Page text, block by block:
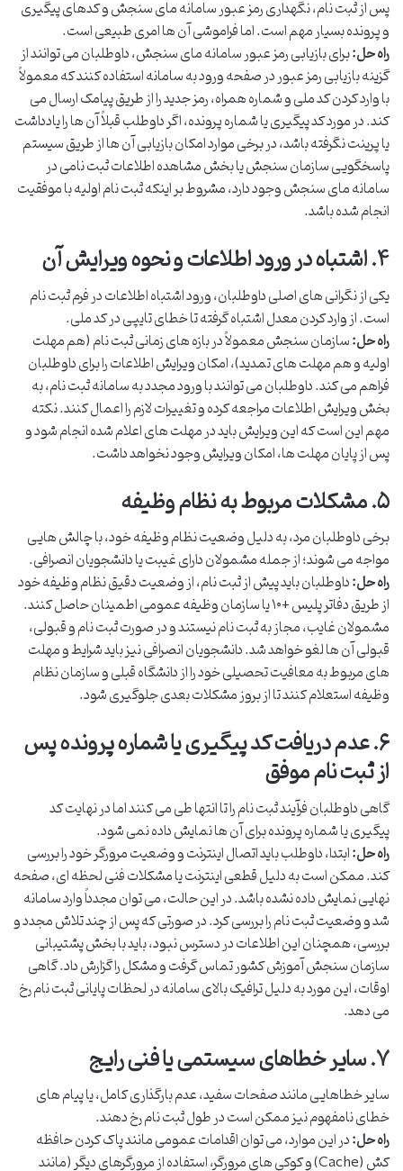
پس از ثبت نام، نگهداری رمز عبور سامانه مای سنجش و کدهای پیگیری
و پرونده بسیار مهم است. اما فراموشی آن ها امری طبیعی است.
راه حل:برای بازیابی رمز عبور سامانه مای سنجش، داوطلبان می توانند از
گزینه بازیابی رمز عبور در صفحه ورود به سامانه استفاده کنند که معمولاً
با وارد کردن کد ملی و شماره همراه، رمز جدید را از طریق پیامک ارسال می
کند. در مورد کد پیگیری یا شماره پرونده، اگر داوطلب قبلاً آن ها را یادداشت
یا پرینت نگرفته باشد، در برخی موارد امکان بازیابی آن ها از طریق سیستم
پاسخگویی سازمان سنجش یا بخش مشاهده اطلاعات ثبت نامی در
سامانه مای سنجش وجود دارد، مشروط بر اینکه ثبت نام اولیه با موفقیت
انجام شده باشد.
۴. اشتباه در ورود اطلاعات و نحوه ویرایش آن
یکی از نگرانی های اصلی داوطلبان، ورود اشتباه اطلاعات در فرم ثبت نام
است. از وارد کردن معدل اشتباه گرفته تا خطای تایپی در کد ملی.
راه حل:سازمان سنجش معمولاً در بازه های زمانی ثبت نام (هم مهلت
اولیه و هم مهلت های تمدید)، امکان ویرایش اطلاعات را برای داوطلبان
فراهم می کند. داوطلبان می توانند با ورود مجدد به سامانه ثبت نام، به
بخش ویرایش اطلاعات مراجعه کرده و تغییرات لازم را اعمال کنند. نکته
مهم این است که این ویرایش باید در مهلت های اعلام شده انجام شود و
پس از پایان مهلت ها، امکان ویرایش وجود نخواهد داشت.
۵. مشکلات مربوط به نظام وظیفه
برخی داوطلبان مرد، به دلیل وضعیت نظام وظیفه خود، با چالش هایی
مواجه می شوند؛ از جمله مشمولان دارای غیبت یا دانشجویان انصرافی.
راه حل:داوطلبان باید پیش از ثبت نام، از وضعیت دقیق نظام وظیفه خود
از طریق دفاتر پلیس +۱۰ یا سازمان وظیفه عمومی اطمینان حاصل کنند.
مشمولان غایب، مجاز به ثبت نام نیستند و در صورت ثبت نام و قبولی،
قبولی آن ها لغو خواهد شد. دانشجویان انصرافی نیز باید شرایط و مهلت
های مربوط به معافیت تحصیلی خود را از دانشگاه قبلی و سازمان نظام
وظیفه استعلام کنند تا از بروز مشکلات بعدی جلوگیری شود.
۶. عدم دریافت کد پیگیری یا شماره پرونده پس
از ثبت نام موفق
گاهی داوطلبان فرآیند ثبت نام را تا انتها طی می کنند اما در نهایت کد
پیگیری یا شماره پرونده برای آن ها نمایش داده نمی شود.
راه حل:ابتدا، داوطلب باید اتصال اینترنت و وضعیت مرورگر خود را بررسی
کند. ممکن است به دلیل قطعی اینترنت یا مشکلات فنی لحظه ای، صفحه
نهایی نمایش داده نشده باشد. در این حالت، می توان مجدداً وارد سامانه
شد و وضعیت ثبت نام را بررسی کرد. در صورتی که پس از چند تلاش مجدد و
بررسی، همچنان این اطلاعات در دسترس نبود، باید با بخش پشتیبانی
سازمان سنجش آموزش کشور تماس گرفت و مشکل را گزارش داد. گاهی
اوقات، این مورد به دلیل ترافیک بالای سامانه در لحظات پایانی ثبت نام رخ
می دهد.
۷. سایر خطاهای سیستمی یا فنی رایج
سایر خطاهایی مانند صفحات سفید، عدم بارگذاری کامل، یا پیام های
خطای نامفهوم نیز ممکن است در طول ثبت نام رخ دهند.
راه حل:در این موارد، می توان اقدامات عمومی مانند پاک کردن حافظه
کش (Cache) و کوکی های مرورگر، استفاده از مرورگرهای دیگر (مانند